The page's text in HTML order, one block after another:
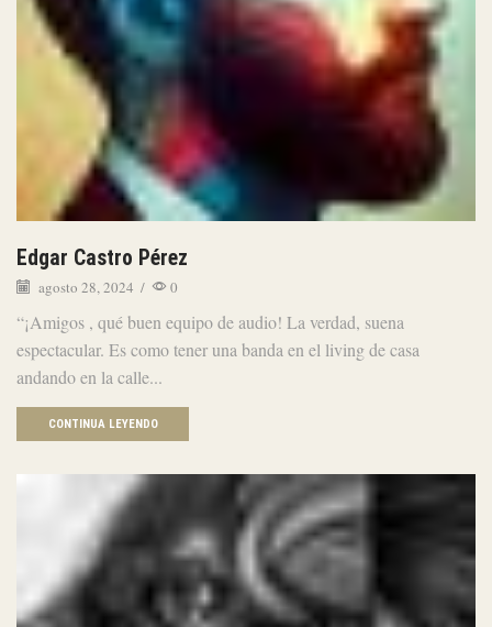
Edgar Castro Pérez
agosto 28, 2024 / 0
“¡Amigos , qué buen equipo de audio! La verdad, suena
espectacular. Es como tener una banda en el living de casa
andando en la calle...
CONTINUA LEYENDO